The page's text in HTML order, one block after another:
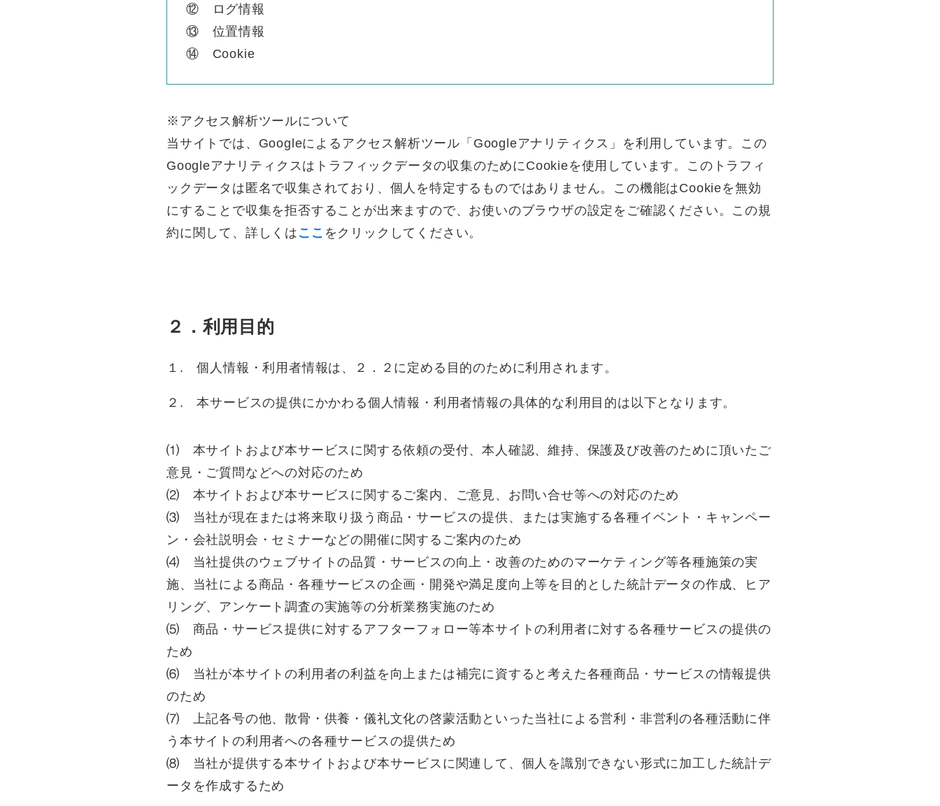
⑫ ログ情報
⑬ 位置情報
⑭ Cookie
※アクセス解析ツールについて
当サイトでは、Googleによるアクセス解析ツール「Googleアナリティクス」を利用しています。この
Googleアナリティクスはトラフィックデータの収集のためにCookieを使用しています。このトラフィ
ックデータは匿名で収集されており、個人を特定するものではありません。この機能はCookieを無効
にすることで収集を拒否することが出来ますので、お使いのブラウザの設定をご確認ください。この規
約に関して、詳しくは ここ をクリックしてください。
２．利用目的
１. 個人情報・利用者情報は、２．２に定める目的のために利用されます。
２. 本サービスの提供にかかわる個人情報・利用者情報の具体的な利用目的は以下となります。
⑴ 本サイトおよび本サービスに関する依頼の受付、本人確認、維持、保護及び改善のために頂いたご
意見・ご質問などへの対応のため
⑵ 本サイトおよび本サービスに関するご案内、ご意見、お問い合せ等への対応のため
⑶ 当社が現在または将来取り扱う商品・サービスの提供、または実施する各種イベント・キャンペー
ン・会社説明会・セミナーなどの開催に関するご案内のため
⑷ 当社提供のウェブサイトの品質・サービスの向上・改善のためのマーケティング等各種施策の実
施、当社による商品・各種サービスの企画・開発や満足度向上等を目的とした統計データの作成、ヒア
リング、アンケート調査の実施等の分析業務実施のため
⑸ 商品・サービス提供に対するアフターフォロー等本サイトの利用者に対する各種サービスの提供の
ため
⑹ 当社が本サイトの利用者の利益を向上または補完に資すると考えた各種商品・サービスの情報提供
のため
⑺ 上記各号の他、散骨・供養・儀礼文化の啓蒙活動といった当社による営利・非営利の各種活動に伴
う本サイトの利用者への各種サービスの提供ため
⑻ 当社が提供する本サイトおよび本サービスに関連して、個人を識別できない形式に加工した統計デ
ータを作成するため